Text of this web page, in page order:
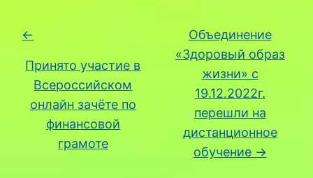
←
Принято участие в
Всероссийском
онлайн зачёте по
финансовой
грамоте
Объединение
«Здоровый образ
жизни» с
19.12.2022г.
перешли на
дистанционное
обучение →